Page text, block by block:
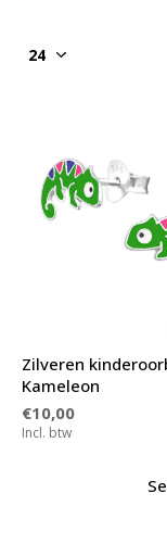
Zilveren
Kameleon
€10,00
Incl. btw